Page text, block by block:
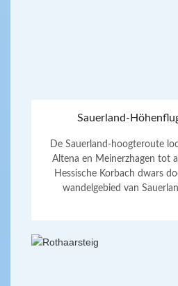
Sauerland-
De Sauerland-hoogteroute
Altena en Meinerzhagen tot
Hessische Korbach dwars
wandelgebied van